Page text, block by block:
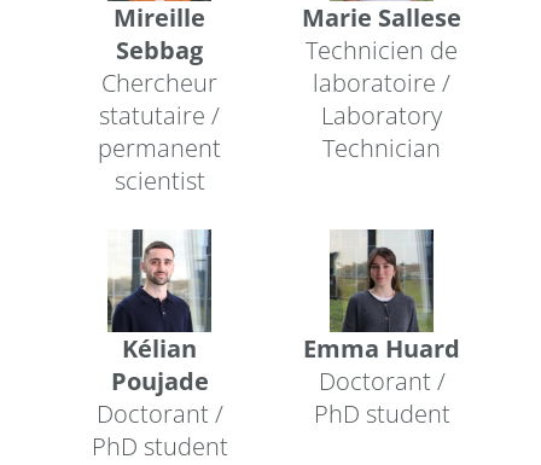
Mireille
Sebbag
Chercheur
statutaire /
permanent
scientist
Marie Sallese
Technicien de
laboratoire /
Laboratory
Technician
Kélian
Poujade
Doctorant /
PhD student
Emma Huard
Doctorant /
PhD student